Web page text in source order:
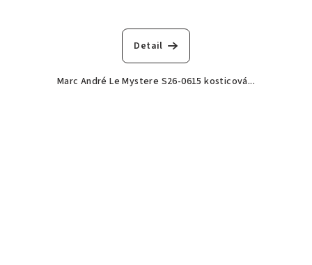
Detail
Marc André Le Mystere S26-0615 kosticová...